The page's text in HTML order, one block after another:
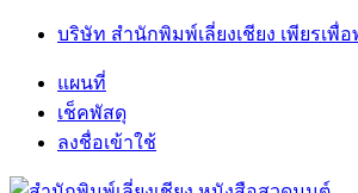
Skip
navigation
Skip
บริษัท สำนักพิมพ์เลี่ยงเชียง เพียรเพื่
แผนที่
เช็คพัสดุ
ลงชื่อเข้าใช้